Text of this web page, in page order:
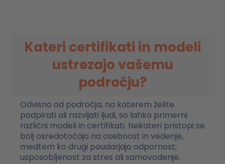
Kateri certifikati in modeli
ustrezajo vašemu
področju?
Odvisno od področja, na katerem želite
podpirati ali razvijati ljudi, so lahko primerni
različni modeli in certifikati. Nekateri pristopi se
bolj osredotočajo na osebnost in vedenje,
medtem ko drugi poudarjajo odpornost,
usposobljenost za stres ali samovodenje.